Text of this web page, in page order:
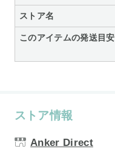
ストア名
このアイテムの発送目安
ストア情報
Anker Direct